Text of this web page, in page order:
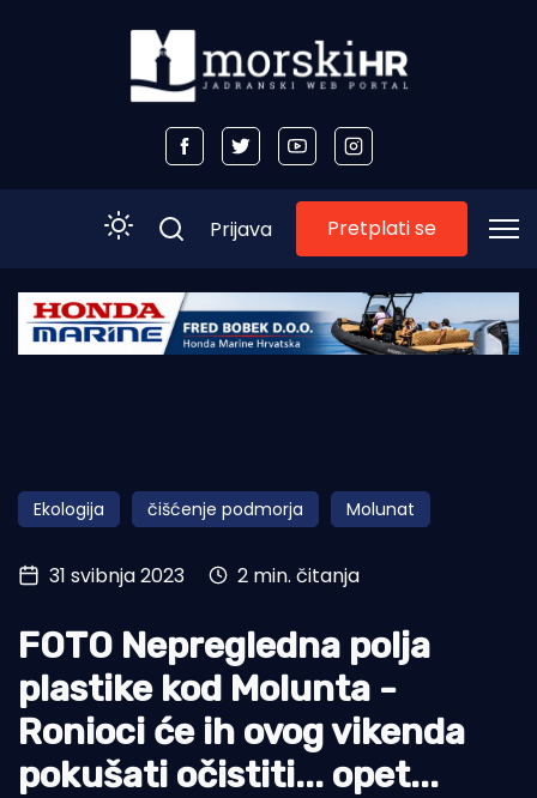
Početna
Obala
Otoci
Turizam i nautika
Pomorstvo
Ribolov
Ekologija
Tradicija i kultura
Prijava Pretplati se
Ekologija čišćenje podmorja Molunat
31 svibnja 2023 2 min. čitanja
FOTO Nepregledna polja
plastike kod Molunta -
Ronioci će ih ovog vikenda
pokušati očistiti... opet...